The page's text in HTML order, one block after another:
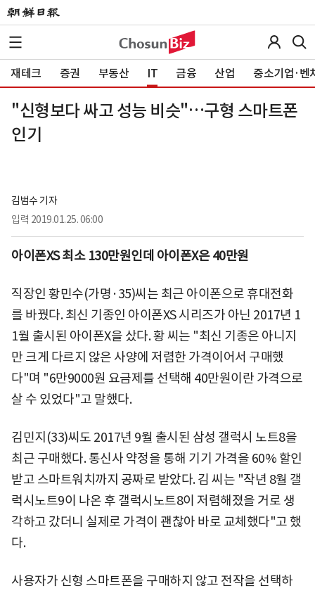
재테크 증권 부동산 IT 금융 산업 중소기업·벤
"신형보다 싸고 성능 비슷"…구형 스마트폰
인기
김범수 기자
입력 2019.01.25. 06:00
아이폰XS 최소 130만원인데 아이폰X은 40만원
직장인 황민수(가명·35)씨는 최근 아이폰으로 휴대전화
를 바꿨다. 최신 기종인 아이폰XS 시리즈가 아닌 2017년 1
1월 출시된 아이폰X을 샀다. 황 씨는 "최신 기종은 아니지
만 크게 다르지 않은 사양에 저렴한 가격이어서 구매했
다"며 "6만9000원 요금제를 선택해 40만원이란 가격으로
살 수 있었다"고 말했다.
김민지(33)씨도 2017년 9월 출시된 삼성 갤럭시 노트8을
최근 구매했다. 통신사 약정을 통해 기기 가격을 60% 할인
받고 스마트워치까지 공짜로 받았다. 김 씨는 "작년 8월 갤
럭시노트9이 나온 후 갤럭시노트8이 저렴해졌을 거로 생
각하고 갔더니 실제로 가격이 괜찮아 바로 교체했다"고 했
다.
사용자가 신형 스마트폰을 구매하지 않고 전작을 선택하